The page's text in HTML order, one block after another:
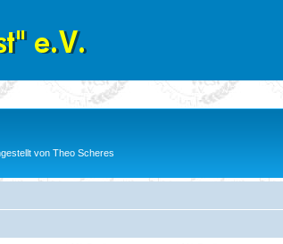
von Theo Scheres